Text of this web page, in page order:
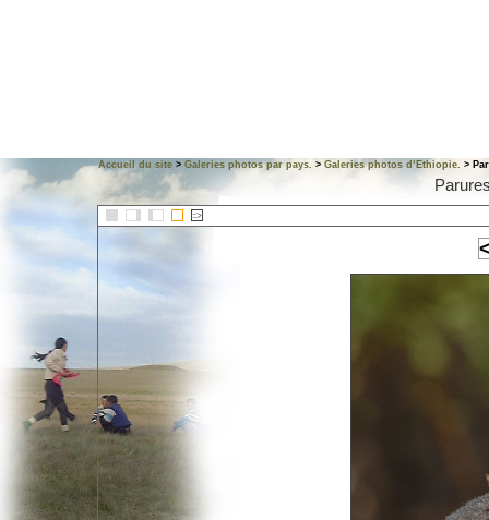
Accueil du site > Galeries photos par pays. > Galeries photos d’Ethiopie. >
::>